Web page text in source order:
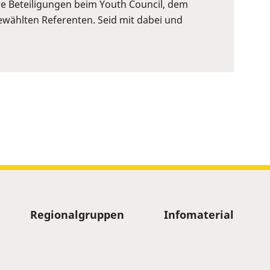
Beteiligungen beim Youth Council, dem
Referenten. Seid mit dabei und
Regionalgruppen Infomaterial